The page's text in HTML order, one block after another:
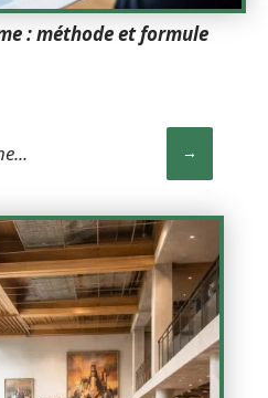
: méthode et formule